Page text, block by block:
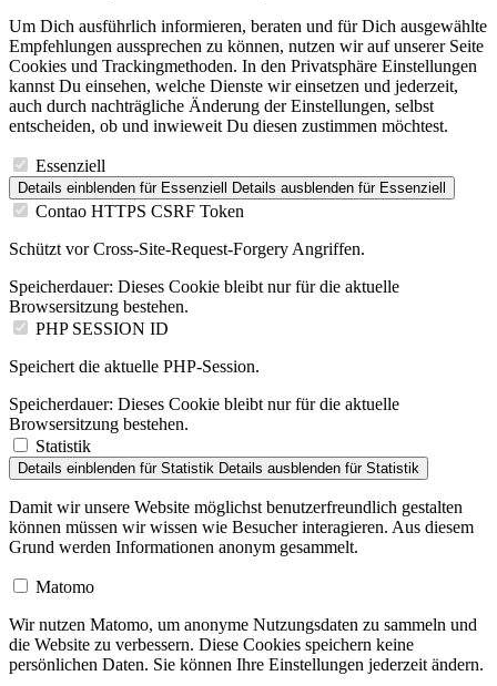
Um Dich ausführlich informieren, beraten und für Dich ausgewählte
Empfehlungen aussprechen zu können, nutzen wir auf unserer Seite
Cookies und Trackingmethoden. In den Privatsphäre Einstellungen
kannst Du einsehen, welche Dienste wir einsetzen und jederzeit,
auch durch nachträgliche Änderung der Einstellungen, selbst
entscheiden, ob und inwieweit Du diesen zustimmen möchtest.
Essenziell
Details einblenden für Essenziell Details ausblenden für Essenziell
Contao HTTPS CSRF Token
Schützt vor Cross-Site-Request-Forgery Angriffen.
Speicherdauer: Dieses Cookie bleibt nur für die aktuelle
Browsersitzung bestehen.
PHP SESSION ID
Speichert die aktuelle PHP-Session.
Speicherdauer: Dieses Cookie bleibt nur für die aktuelle
Browsersitzung bestehen.
Statistik
Details einblenden für Statistik Details ausblenden für Statistik
Damit wir unsere Website möglichst benutzerfreundlich gestalten
können müssen wir wissen wie Besucher interagieren. Aus diesem
Grund werden Informationen anonym gesammelt.
Matomo
Wir nutzen Matomo, um anonyme Nutzungsdaten zu sammeln und
die Website zu verbessern. Diese Cookies speichern keine
persönlichen Daten. Sie können Ihre Einstellungen jederzeit ändern.